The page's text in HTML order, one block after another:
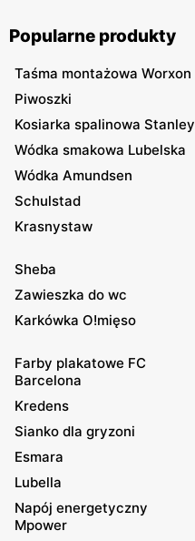
Popularne produkty
Taśma montażowa Worxon
Piwoszki
Kosiarka spalinowa Stanley
Wódka smakowa Lubelska
Wódka Amundsen
Schulstad
Krasnystaw
Sheba
Zawieszka do wc
Karkówka O!mięso
Farby plakatowe FC
Barcelona
Kredens
Sianko dla gryzoni
Esmara
Lubella
Napój energetyczny
Mpower